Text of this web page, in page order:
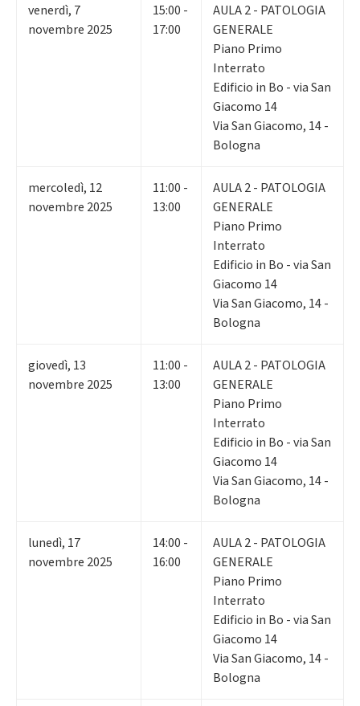
venerdì, 7
novembre 2025
15:00 -
17:00
AULA 2 - PATOLOGIA
GENERALE
Piano Primo
Interrato
Edificio in Bo - via San
Giacomo 14
Via San Giacomo, 14 -
Bologna
mercoledì, 12
novembre 2025
11:00 -
13:00
AULA 2 - PATOLOGIA
GENERALE
Piano Primo
Interrato
Edificio in Bo - via San
Giacomo 14
Via San Giacomo, 14 -
Bologna
giovedì, 13
novembre 2025
11:00 -
13:00
AULA 2 - PATOLOGIA
GENERALE
Piano Primo
Interrato
Edificio in Bo - via San
Giacomo 14
Via San Giacomo, 14 -
Bologna
lunedì, 17
novembre 2025
14:00 -
16:00
AULA 2 - PATOLOGIA
GENERALE
Piano Primo
Interrato
Edificio in Bo - via San
Giacomo 14
Via San Giacomo, 14 -
Bologna